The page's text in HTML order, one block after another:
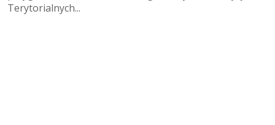
Terytorialnych...